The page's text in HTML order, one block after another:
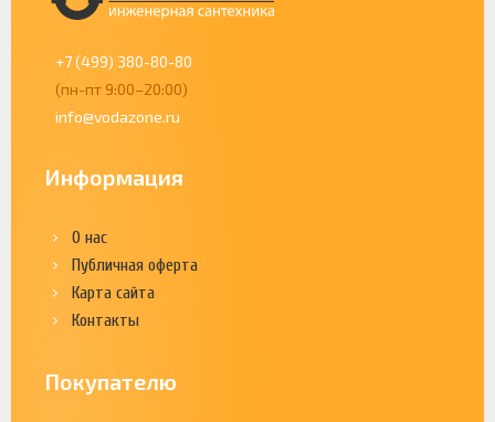
+7 (499) 380-80-80
(пн-пт 9:00–20:00)
info@vodazone.ru
Информация
О нас
Публичная оферта
Карта сайта
Контакты
Покупателю